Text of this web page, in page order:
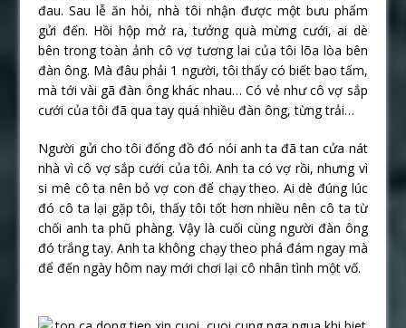
đau. Sau lễ ăn hỏi, nhà tôi nhận được một bưu phẩm
gửi đến. Hồi hộp mở ra, tưởng quà mừng cưới, ai dè
bên trong toàn ảnh cô vợ tương lai của tôi lõa lòa bên
đàn ông. Mà đâu phải 1 người, tôi thấy có biết bao tấm,
mà tới vài gã đàn ông khác nhau… Có vẻ như cô vợ sắp
cưới của tôi đã qua tay quá nhiều đàn ông, từng trải…
Người gửi cho tôi đống đồ đó nói anh ta đã tan cửa nát
nhà vì cô vợ sắp cưới của tôi. Anh ta có vợ rồi, nhưng vì
si mê cô ta nên bỏ vợ con để chạy theo. Ai dè đúng lúc
đó cô ta lại gặp tôi, thấy tôi tốt hơn nhiều nên cô ta từ
chối anh ta phũ phàng. Vậy là cuối cùng người đàn ông
đó trắng tay. Anh ta không chạy theo phá đám ngay mà
để đến ngày hôm nay mới chơi lại cô nhân tình một vố.